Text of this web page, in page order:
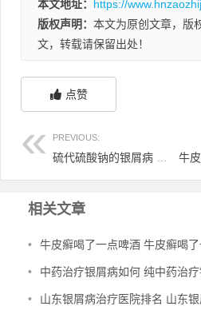
本文地址： https://
版权声明： 本文为原创文章，版
文，转载请保留出处！
点赞
PREVIOUS:
相关文章
• 牛皮癣喝了一点啤酒 牛皮癣喝
• 中药治疗银屑病如何 纯中药治
• 山东银屑病治疗医院排名 山东